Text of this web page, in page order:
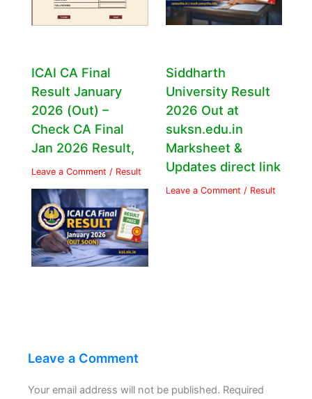
ICAI CA Final
Result January
2026 (Out) –
Check CA Final
Jan 2026 Result,
Leave a Comment / Result
Siddharth
University Result
2026 Out at
suksn.edu.in
Marksheet &
Updates direct link
Leave a Comment / Result
Leave a Comment
Your email address will not be published. Required